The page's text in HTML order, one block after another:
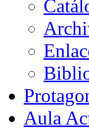
Aula